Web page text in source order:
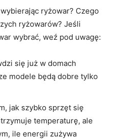
ryżowar? Czego
ryżowarów? Jeśli
wybrać, weź pod uwagę:
się już w domach
modele będą dobre tylko
jak szybko sprzęt się
temperaturę, ale
ile energii zużywa